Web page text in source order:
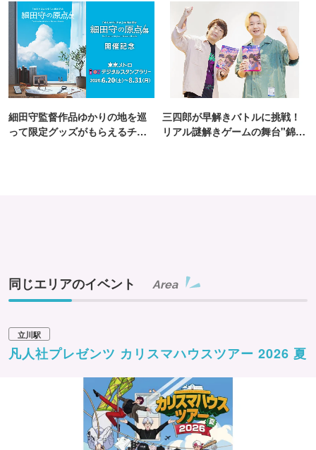
細田守監督作品ゆかりの地を巡
って限定グッズがもらえるチャ
三四郎が早解きバトルに挑戦！
リアル謎解きゲームの舞台"錦糸
同じエリアのイベント Area
立川駅
凡人社プレゼンツ カリスマハウスツアー 2026 夏